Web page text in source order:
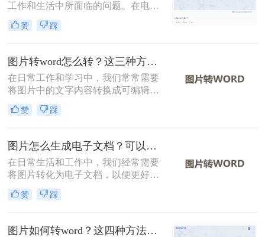
工作和生活中所面临的问题。在电子
文档的使用越来越广泛的今天，将照
片转换成可编辑的Word文档可以大大
转换成word文档呢？下面将详细介绍
几种将照片转换成Word文档的方法，
希望对您有所帮助。
赞 踩
图片转word怎么转？这三种方法学习一下！
在日常工作和学习中，我们常常需要
将图片中的文字内容转换成可编辑的
Word文档。那么图片转word怎么转
呢？为了帮助您轻松实现这一转换，
Word的方法。
赞 踩
图片怎么生成电子文档？可以试试这三个方法！
在日常生活和工作中，我们经常需要
将图片转化为电子文档，以便更好地
编辑、存储和分享。那么图片怎么生
成电子文档呢？本文将介绍三种将图
实现这一需求。
赞 踩
图片如何转word？这四种方法帮你转换！